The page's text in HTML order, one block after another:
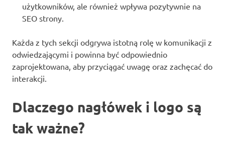
użytkowników, ale również wpływa pozytywnie na
SEO strony.
Każda z tych sekcji odgrywa istotną rolę w komunikacji z
odwiedzającymi i powinna być odpowiednio
zaprojektowana, aby przyciągać uwagę oraz zachęcać do
interakcji.
Dlaczego nagłówek i logo są
tak ważne?